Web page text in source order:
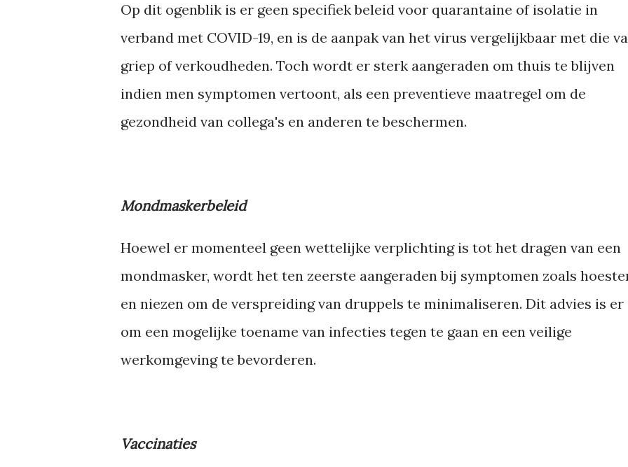
Op dit ogenblik is er geen specifiek beleid voor quarantaine of isolatie in
verband met COVID-19, en is de aanpak van het virus vergelijkbaar met die
griep of verkoudheden. Toch wordt er sterk aangeraden om thuis te blijven
indien men symptomen vertoont, als een preventieve maatregel om de
gezondheid van collega's en anderen te beschermen.
Mondmaskerbeleid
Hoewel er momenteel geen wettelijke verplichting is tot het dragen van een
mondmasker, wordt het ten zeerste aangeraden bij symptomen zoals
en niezen om de verspreiding van druppels te minimaliseren. Dit advies is er
om een mogelijke toename van infecties tegen te gaan en een veilige
werkomgeving te bevorderen.
Vaccinaties